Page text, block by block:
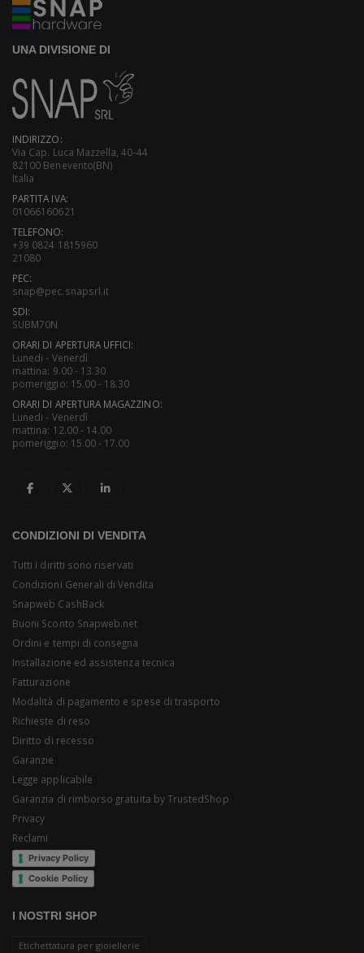
UNA DIVISIONE DI
INDIRIZZO:
Via Cap. Luca Mazzella, 40-44
82100 Benevento(BN)
Italia
PARTITA IVA:
01066160621
TELEFONO:
+39 0824 1815960
21080
PEC:
snap@pec.snapsrl.it
SDI:
SUBM70N
ORARI DI APERTURA UFFICI:
Lunedi - Venerdì
mattina: 9.00 - 13.30
pomeriggio: 15.00 - 18.30
ORARI DI APERTURA MAGAZZINO:
Lunedi - Venerdì
mattina: 12.00 - 14.00
pomeriggio: 15.00 - 17.00
CONDIZIONI DI VENDITA
Tutti i diritti sono riservati
Condizioni Generali di Vendita
Snapweb CashBack
Buoni Sconto Snapweb.net
Ordini e tempi di consegna
Installazione ed assistenza tecnica
Fatturazione
Modalità di pagamento e spese di trasporto
Richieste di reso
Diritto di recesso
Garanzie
Legge applicabile
Garanzia di rimborso gratuita by TrustedShop
Privacy
Reclami
Privacy Policy
Cookie Policy
I NOSTRI SHOP
Etichettatura per gioiellerie